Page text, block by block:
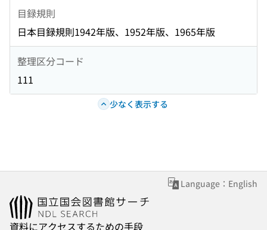
目録規則
日本目録規則1942年版、1952年版、1965年版
整理区分コード
111
少なく表示する
Language：English
資料にアクセスするための手段